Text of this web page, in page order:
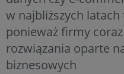
w najbliższych latach
ponieważ firmy
rozwiązania oparte
biznesowych